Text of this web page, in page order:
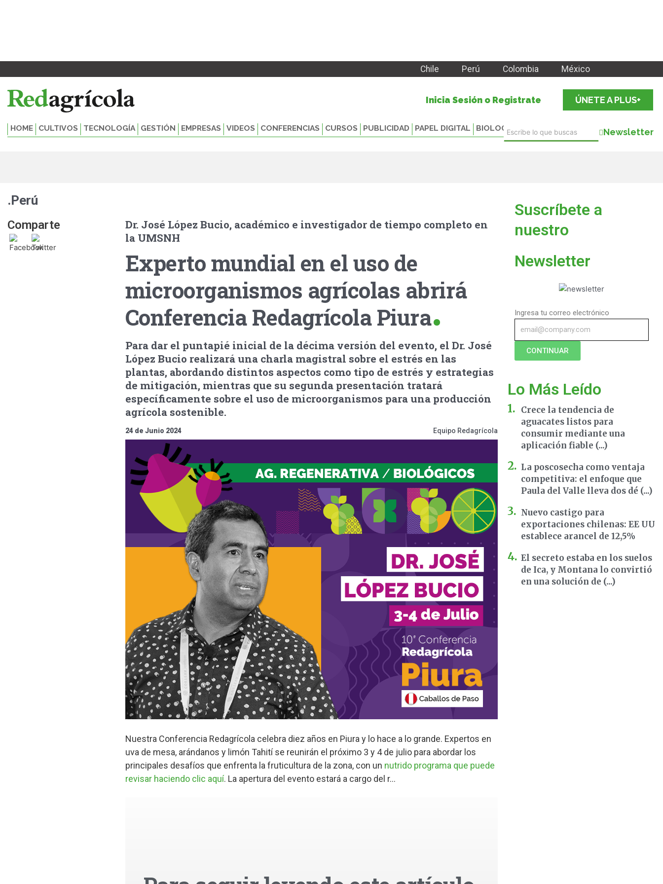
Chile Perú Colombia México
Inicia Sesión o Registrate ÚNETE A PLUS+
HOME CULTIVOS TECNOLOGÍA GESTIÓN EMPRESAS VIDEOS CONFERENCIAS CURSOS PUBLICIDAD PAPEL DIGITAL BIOLOGICALS Newsletter
.Perú
Comparte
Dr. José López Bucio, académico e investigador de tiempo completo en
la UMSNH
Experto mundial en el uso de
microorganismos agrícolas abrirá
Conferencia Redagrícola Piura
Para dar el puntapié inicial de la décima versión del evento, el Dr. José
López Bucio realizará una charla magistral sobre el estrés en las
plantas, abordando distintos aspectos como tipo de estrés y estrategias
de mitigación, mientras que su segunda presentación tratará
específicamente sobre el uso de microorganismos para una producción
agrícola sostenible.
24 de Junio 2024 Equipo Redagrícola
Nuestra Conferencia Redagrícola celebra diez años en Piura y lo hace a lo grande. Expertos en
uva de mesa, arándanos y limón Tahití se reunirán el próximo 3 y 4 de julio para abordar los
principales desafíos que enfrenta la fruticultura de la zona, con un nutrido programa que puede
revisar haciendo clic aquí. La apertura del evento estará a cargo del r...
Suscríbete a
nuestro
Newsletter
Ingresa tu correo electrónico
CONTINUAR
Lo Más Leído
Crece la tendencia de
aguacates listos para
consumir mediante una
aplicación fiable (...)
La poscosecha como ventaja
competitiva: el enfoque que
Paula del Valle lleva dos dé (...)
Nuevo castigo para
exportaciones chilenas: EE UU
establece arancel de 12,5%
El secreto estaba en los suelos
de Ica, y Montana lo convirtió
en una solución de (...)